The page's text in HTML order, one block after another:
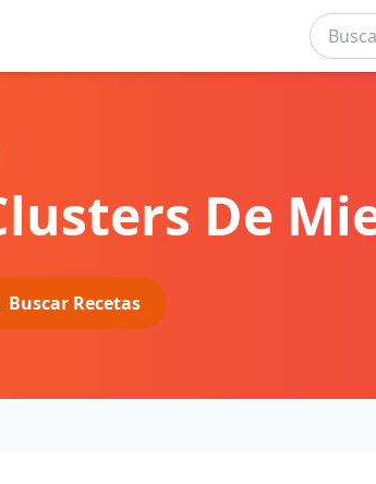
De
Buscar Recetas